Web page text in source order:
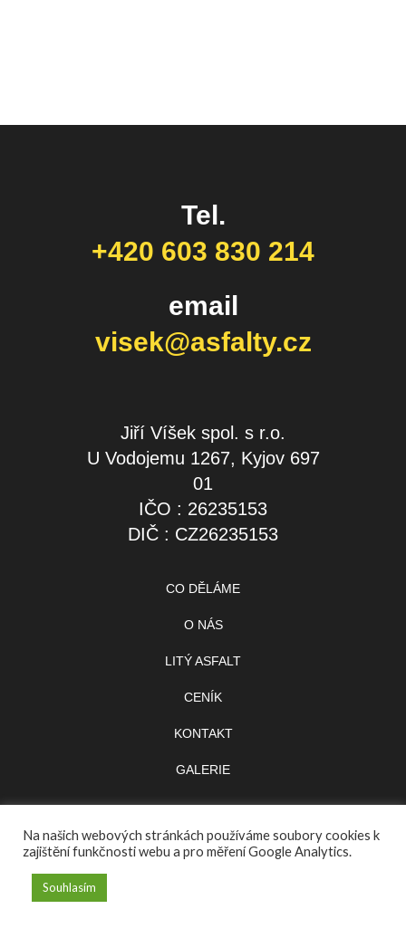
Tel.
+420 603 830 214
email
visek@asfalty.cz
Jiří Víšek spol. s r.o.
U Vodojemu 1267, Kyjov 697
01
IČO : 26235153
DIČ : CZ26235153
CO DĚLÁME
O NÁS
LITÝ ASFALT
CENÍK
KONTAKT
GALERIE
Na našich webových stránkách používáme soubory cookies k
zajištění funkčnosti webu a pro měření Google Analytics.
Souhlasím